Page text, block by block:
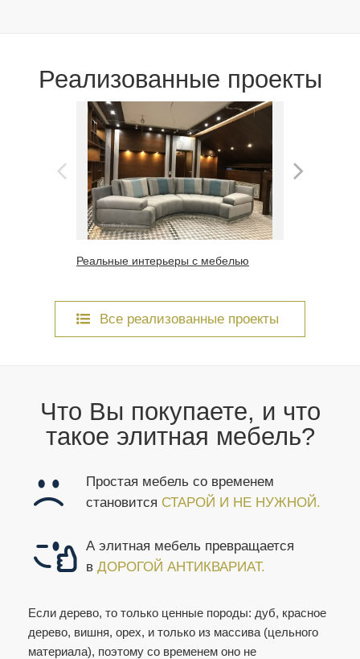
Реализованные проекты
Реальные интерьеры с мебелью
Все реализованные проекты
Что Вы покупаете, и что
такое элитная мебель?
Простая мебель со временем
становится СТАРОЙ И НЕ НУЖНОЙ.
А элитная мебель превращается
в ДОРОГОЙ АНТИКВАРИАТ.
Если дерево, то только ценные породы: дуб, красное
дерево, вишня, орех, и только из массива (цельного
материала), поэтому со временем оно не